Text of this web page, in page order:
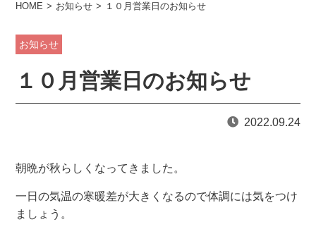
HOME お知らせ １０月営業日のお知らせ
お知らせ
１０月営業日のお知らせ
2022.09.24
朝晩が秋らしくなってきました。
一日の気温の寒暖差が大きくなるので体調には気をつけ
ましょう。